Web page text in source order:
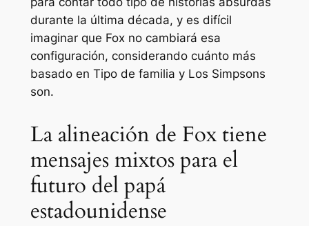
durante la última década, y es difícil
imaginar que Fox no cambiará esa
configuración, considerando cuánto más
basado en Tipo de familia yLos Simpsons
son.
La alineación de Fox tiene
mensajes mixtos para el
futuro del papá
estadounidense